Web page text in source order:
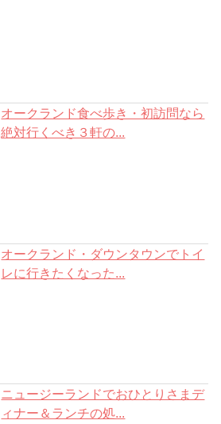
オークランド食べ歩き・初訪問なら
絶対行くべき３軒の...
オークランド・ダウンタウンでトイ
レに行きたくなった...
ニュージーランドでおひとりさまデ
ィナー＆ランチの処...